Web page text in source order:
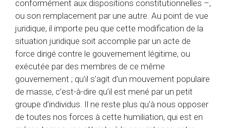
conformément aux dispositions constitutionnelles –,
ou son remplacement par une autre. Au point de vue
juridique, il importe peu que cette modification de la
situation juridique soit accomplie par un acte de
force dirigé contre le gouvernement légitime, ou
exécutée par des membres de ce même
gouvernement ; qu’il s’agit d’un mouvement populaire
de masse, c’est-à-dire qu’il est mené par un petit
groupe d’individus. Il ne reste plus qu'à nous opposer
de toutes nos forces à cette humiliation, qui est en